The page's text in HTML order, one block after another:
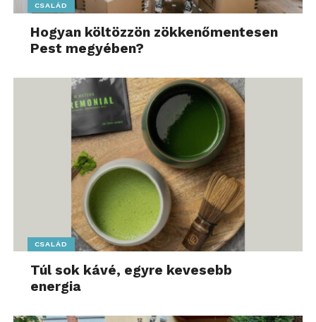
CSALÁD
Hogyan költözzön zökkenőmentesen
Pest megyében?
CSALÁD
Túl sok kávé, egyre kevesebb
energia